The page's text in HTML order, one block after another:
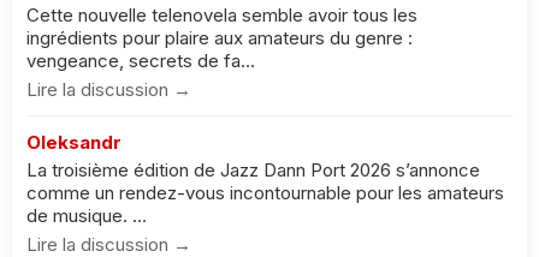
Cette nouvelle telenovela semble avoir tous les
ingrédients pour plaire aux amateurs du genre :
vengeance, secrets de fa...
Lire la discussion →
Oleksandr
La troisième édition de Jazz Dann Port 2026 s’annonce
comme un rendez-vous incontournable pour les amateurs
de musique. ...
Lire la discussion →